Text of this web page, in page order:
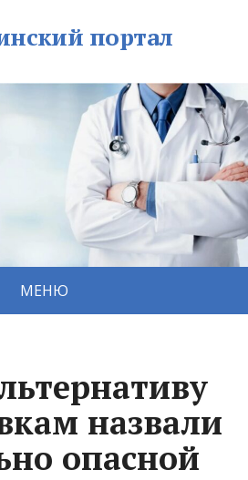
портал
МЕНЮ
назвали
опасной